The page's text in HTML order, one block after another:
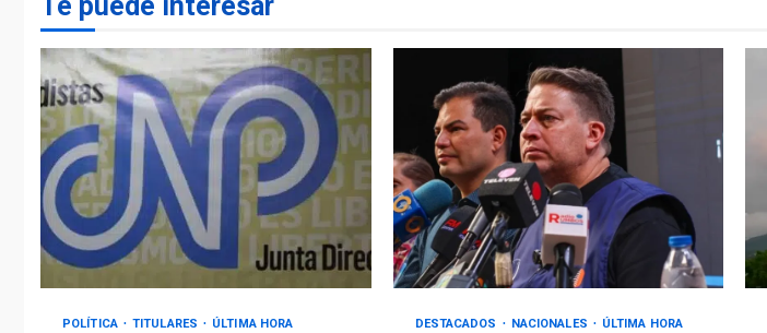
Te puede interesar
POLÍTICA TITULARES ÚLTIMA HORA DESTACADOS NACIONALES ÚLTIMA HORA